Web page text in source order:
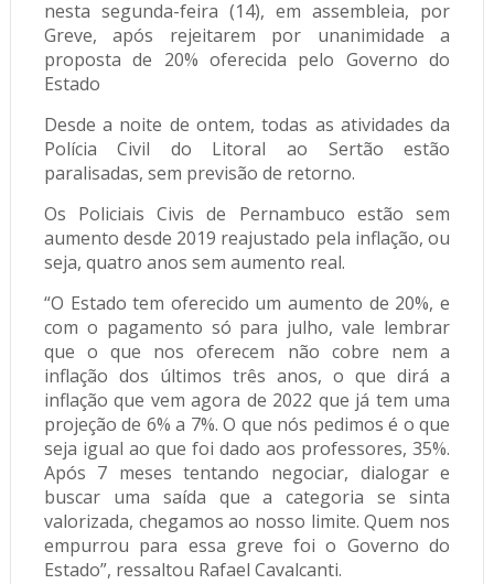
nesta segunda-feira (14), em assembleia, por
Greve, após rejeitarem por unanimidade a
proposta de 20% oferecida pelo Governo do
Estado
Desde a noite de ontem, todas as atividades da
Polícia Civil do Litoral ao Sertão estão
paralisadas, sem previsão de retorno.
Os Policiais Civis de Pernambuco estão sem
aumento desde 2019 reajustado pela inflação, ou
seja, quatro anos sem aumento real.
“O Estado tem oferecido um aumento de 20%, e
com o pagamento só para julho, vale lembrar
que o que nos oferecem não cobre nem a
inflação dos últimos três anos, o que dirá a
inflação que vem agora de 2022 que já tem uma
projeção de 6% a 7%. O que nós pedimos é o que
seja igual ao que foi dado aos professores, 35%.
Após 7 meses tentando negociar, dialogar e
buscar uma saída que a categoria se sinta
valorizada, chegamos ao nosso limite. Quem nos
empurrou para essa greve foi o Governo do
Estado”, ressaltou Rafael Cavalcanti.